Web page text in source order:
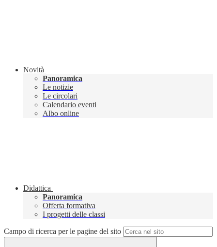
Novità
Panoramica
Le notizie
Le circolari
Calendario eventi
Albo online
Didattica
Panoramica
Offerta formativa
I progetti delle classi
Campo di ricerca per le pagine del sito